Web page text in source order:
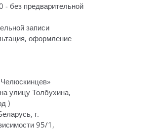
без предварительной
записи
оформление
улицу Толбухина,
)
г.
95/1,